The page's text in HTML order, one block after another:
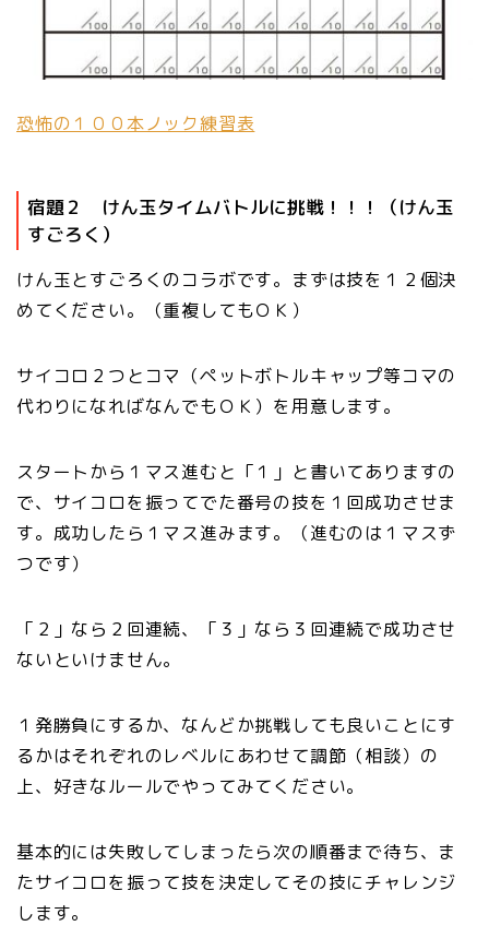
恐怖の１００本ノック練習表
宿題２ けん玉タイムバトルに挑戦！！！（けん玉
すごろく）
けん玉とすごろくのコラボです。まずは技を１２個決
めてください。（重複してもＯＫ）
サイコロ２つとコマ（ペットボトルキャップ等コマの
代わりになればなんでもＯＫ）を用意します。
スタートから１マス進むと「１」と書いてありますの
で、サイコロを振ってでた番号の技を１回成功させま
す。成功したら１マス進みます。（進むのは１マスず
つです）
「２」なら２回連続、「３」なら３回連続で成功させ
ないといけません。
１発勝負にするか、なんどか挑戦しても良いことにす
るかはそれぞれのレベルにあわせて調節（相談）の
上、好きなルールでやってみてください。
基本的には失敗してしまったら次の順番まで待ち、ま
たサイコロを振って技を決定してその技にチャレンジ
します。